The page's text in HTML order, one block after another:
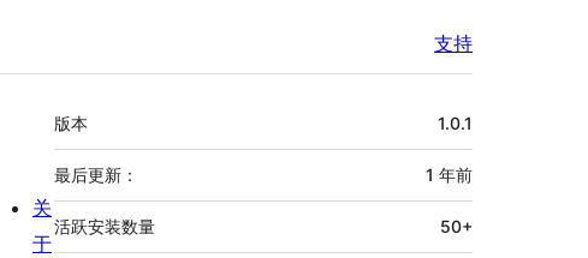
支持
额
外
信
息
版本 1.0.1
最后更新： 1 年前
活跃安装数量 50+
关
于